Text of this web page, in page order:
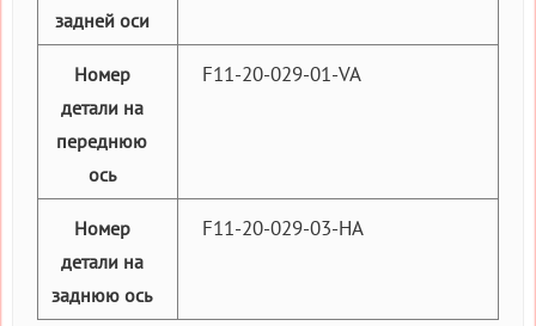
задней оси
Номер
детали на
переднюю
ось
F11-20-029-01-VA
Номер
детали на
заднюю ось
F11-20-029-03-HA